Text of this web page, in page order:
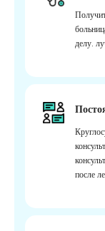
делу.
после